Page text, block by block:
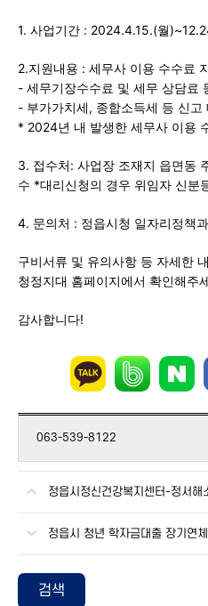
1. 사업기간 : 2024.4.15.(월
2.지원내용 : 세무사 이용 수수료
- 세무기장수수료 및 세무 상담료
- 부가가치세, 종합소득세 등 신고
* 2024년 내 발생한 세무사 이용
3. 접수처: 사업장 조재지 읍면동
수 *대리신청의 경우 위임자 신분
4. 문의처 : 정읍시청 일자리정책
구비서류 및 유의사항 등 자세한
청정지대 홈페이지에서 확인해주
감사합니다!
063-539-8122
정읍시정신건강복지센터-정서해
정읍시 청년 학자금대출 장기연
검색